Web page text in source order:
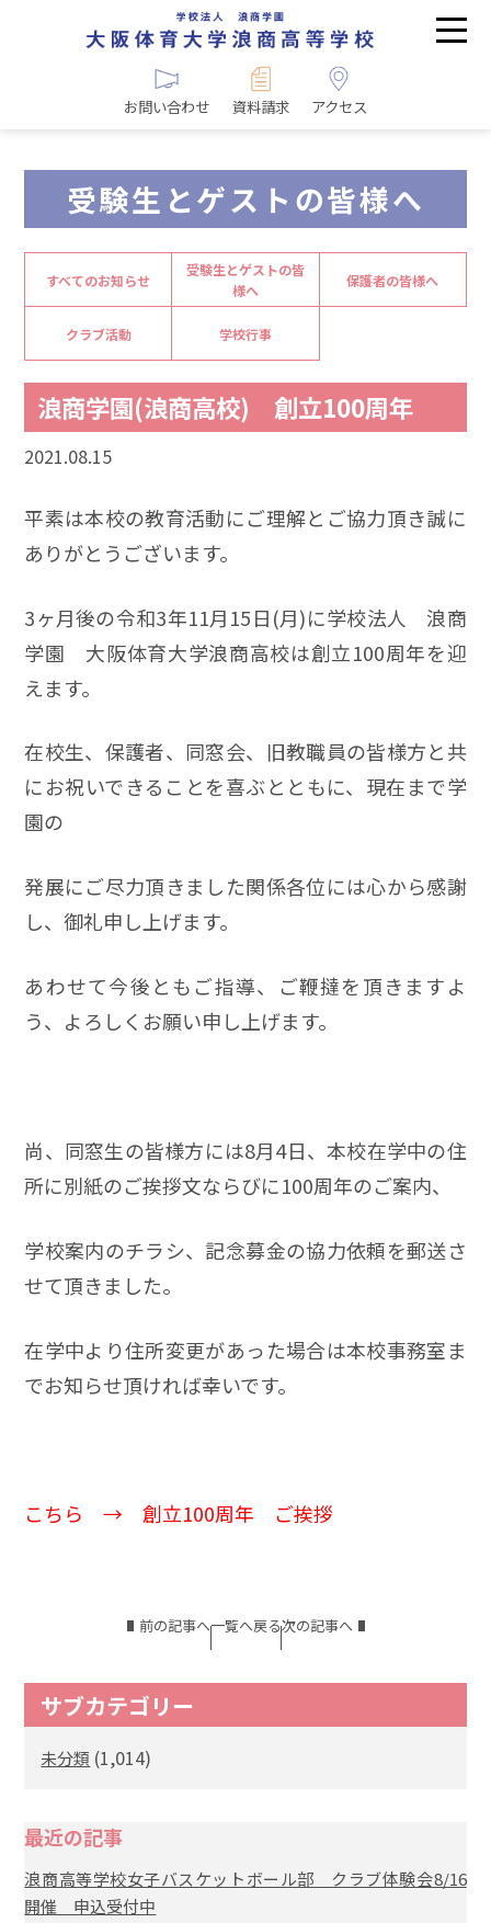
お問い合わせ 資料請求 アクセス
受験生とゲストの皆様へ
すべてのお知らせ
受験生とゲストの皆
様へ
保護者の皆様へ
クラブ活動 学校行事
浪商学園(浪商高校) 創立100周年
2021.08.15
平素は本校の教育活動にご理解とご協力頂き誠に
ありがとうございます。
3ヶ月後の令和3年11月15日(月)に学校法人 浪商
学園 大阪体育大学浪商高校は創立100周年を迎
えます。
在校生、保護者、同窓会、旧教職員の皆様方と共
にお祝いできることを喜ぶとともに、現在まで学
園の
発展にご尽力頂きました関係各位には心から感謝
し、御礼申し上げます。
あわせて今後ともご指導、ご鞭撻を頂きますよ
う、よろしくお願い申し上げます。
尚、同窓生の皆様方には8月4日、本校在学中の住
所に別紙のご挨拶文ならびに100周年のご案内、
学校案内のチラシ、記念募金の協力依頼を郵送さ
せて頂きました。
在学中より住所変更があった場合は本校事務室ま
でお知らせ頂ければ幸いです。
こちら →創立100周年 ご挨拶
前の記事へ一覧へ戻る次の記事へ
サブカテゴリー
未分類 (1,014)
最近の記事
浪商高等学校女子バスケットボール部 クラブ体験会8/16
開催 申込受付中